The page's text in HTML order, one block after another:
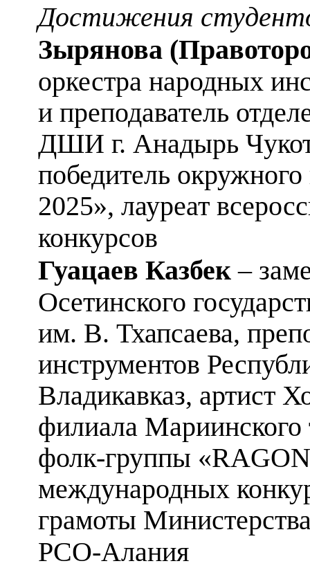
Достижения
Зырянова
оркестра народных
и преподаватель
ДШИ г. Анадырь
победитель
2025», лауреат
конкурсов
Гуацаев Казбек –
Осетинского
им. В. Тхапсаева,
инструментов
Владикавказ, артист
филиала
фолк-группы «
международных
грамоты
РСО-Алания